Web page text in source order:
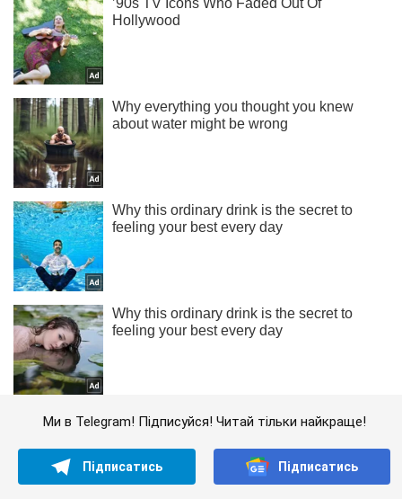
Ми в Telegram! Підписуйся! Читай тільки найкраще!
Підписатись Підписатись